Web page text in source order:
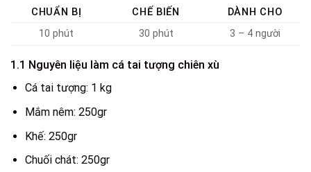
CHUẨN BỊ CHẾ BIẾN
DÀNH CHO
10 phút
30 phút 3 – 4 người
1.1 Nguyên liệu làm cá tai tượng chiên xù
Cá tai tượng: 1 kg
Mắm nêm: 250gr
Khế: 250gr
Chuối chát: 250gr